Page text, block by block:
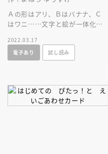
Ａの形はアリ、Ｂはバナナ、Ｃ
はワニ……文字と絵が一体化し
める、はじめてのアルファベッ
トブック。
2022.03.17
電子あり
試し読み